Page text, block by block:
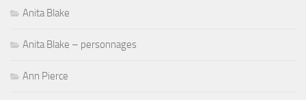
Anita Blake
Anita Blake – personnages
Ann Pierce